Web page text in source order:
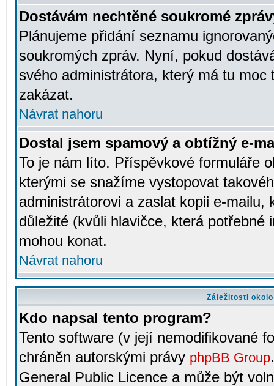
Dostávám nechtěné soukromé
Plánujeme přidání seznamu
soukromých zpráv. Nyní, pokud
svého administrátora, který má tu
zakázat.
Návrat nahoru
Dostal jsem spamový a obtížný e-
To je nám líto. Příspěvkové formuláře
kterými se snažíme vystopovat
administrátorovi a zaslat kopii e-mailu,
důležité (kvůli hlavičce, která potřebné
mohou konat.
Návrat nahoru
Záležitosti
Kdo napsal tento program?
Tento software (v její nemodifikované
chráněn autorskými právy phpBB Group
General Public Licence a může být